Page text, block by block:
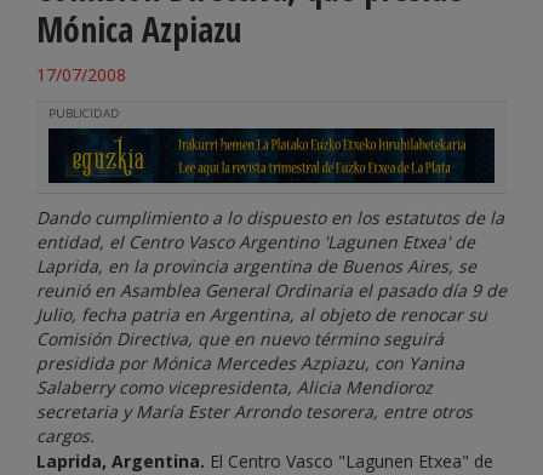
Mónica Azpiazu
17/07/2008
PUBLICIDAD
Dando cumplimiento a lo dispuesto en los estatutos de la
entidad, el Centro Vasco Argentino 'Lagunen Etxea' de
Laprida, en la provincia argentina de Buenos Aires, se
reunió en Asamblea General Ordinaria el pasado día 9 de
Julio, fecha patria en Argentina, al objeto de renocar su
Comisión Directiva, que en nuevo término seguirá
presidida por Mónica Mercedes Azpiazu, con Yanina
Salaberry como vicepresidenta, Alicia Mendioroz
secretaria y María Ester Arrondo tesorera, entre otros
cargos.
Laprida, Argentina. El Centro Vasco "Lagunen Etxea" de